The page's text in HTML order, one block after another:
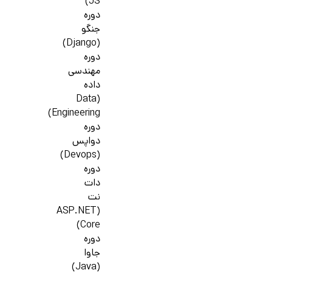
دوره
جنگو
(Django)
دوره
مهندسی
داده
(Data
Engineering)
دوره
دواپس
(Devops)
دوره
دات
نت
(ASP.NET
Core)
دوره
جاوا
(Java)